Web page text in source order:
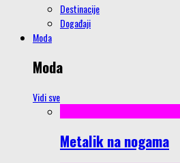
Destinacije
Događaji
Moda
Moda
Vidi sve
Metalik na nogama